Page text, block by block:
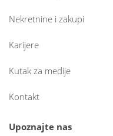
Nekretnine i zakupi
Karijere
Kutak za medije
Kontakt
Upoznajte nas